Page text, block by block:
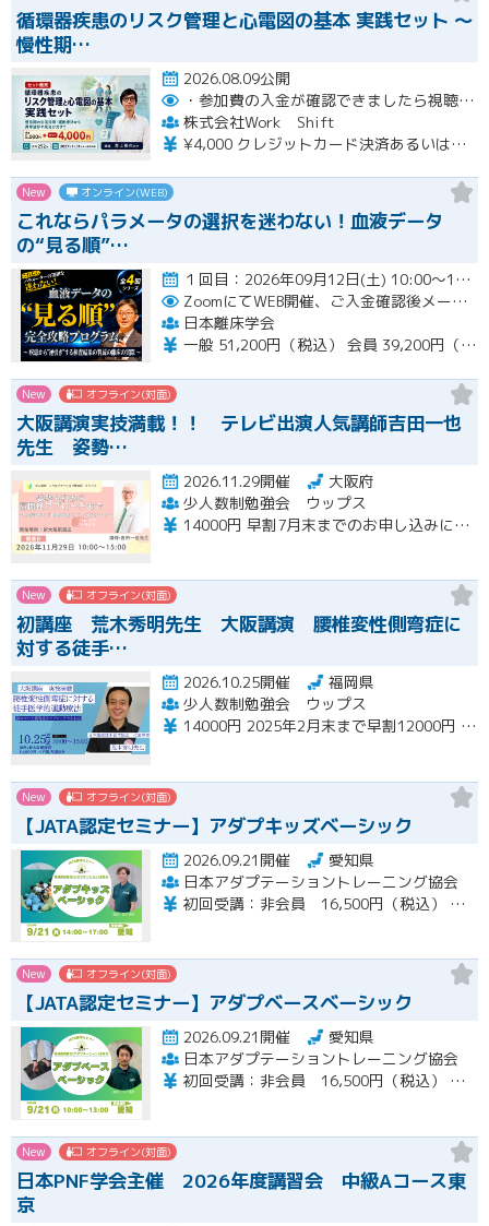
循環器疾患のリスク管理と心電図の基本 実践セット ～
慢性期…
2026.08.09公開
・参加費の入金が確認できましたら視聴用URLとパスワードおよび資料をお申込みいただきましたメールアドレスに送付します。
株式会社Work Shift
¥4,000 クレジットカード決済あるいは銀行振込となります。
New オンライン(WEB)
これならパラメータの選択を迷わない！血液データ
の“見る順”…
１回目：2026年09月12日(土) 10:00〜16:00 ２回目：2026年10月31日(土) 10:00〜16…開催
ZoomにてWEB開催、ご入金確認後メールにてURLをお知らせいたします。
日本離床学会
一般 51,200円（税込） 会員 39,200円（税込）
New オフライン(対面)
大阪講演実技満載！！ テレビ出演人気講師吉田一也
先生 姿勢…
2026.11.29開催
大阪府
少人数制勉強会 ウップス
14000円 早割7月末までのお申し込みにて12000 さらにペア割2000円引き
New オフライン(対面)
初講座 荒木秀明先生 大阪講演 腰椎変性側弯症に
対する徒手…
2026.10.25開催
福岡県
少人数制勉強会 ウップス
14000円 2025年2月末まで早割12000円 ペア割さらに1000円引き
New オフライン(対面)
【JATA認定セミナー】アダプキッズベーシック
2026.09.21開催
愛知県
日本アダプテーショントレーニング協会
初回受講：非会員 16,500円（税込） 一般会員 14,850円（税込） 特待会員 13,200円（税込) 会員再受講：一般会員 3,712円（税込） 特待会員 3,300円（税込）
New オフライン(対面)
【JATA認定セミナー】アダプベースベーシック
2026.09.21開催
愛知県
日本アダプテーショントレーニング協会
初回受講：非会員 16,500円（税込） 一般会員 14,850円（税込） 特待会員 13,200円（税込) 会員再受講：一般会員 3,712円（税込） 特待会員 3,300円（税込） 支払い方法：銀行事前振り込み
New オフライン(対面)
日本PNF学会主催 2026年度講習会 中級Aコース東
京